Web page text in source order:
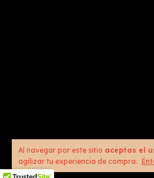
Al navegar por este sitio aceptas el
agilizar tu experiencia de compra.